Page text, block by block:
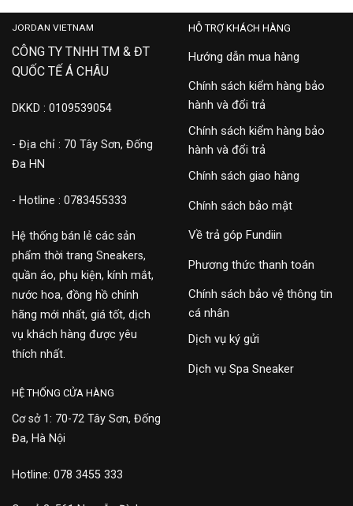
JORDAN VIETNAM
CÔNG TY TNHH TM & ĐT
QUỐC TẾ Á CHÂU
DKKD : 0109539054
- Địa chỉ : 70 Tây Sơn, Đống
Đa HN
- Hotline : 0783455333
Hệ thống bán lẻ các sản
phẩm thời trang Sneakers,
quần áo, phụ kiện, kính mắt,
nước hoa, đồng hồ chính
hãng mới nhất, giá tốt, dịch
vụ khách hàng được yêu
thích nhất.
HỖ TRỢ KHÁCH HÀNG
Hướng dẫn mua hàng
Chính sách kiểm hàng bảo
hành và đổi trả
Chính sách kiểm hàng bảo
hành và đổi trả
Chính sách giao hàng
Chính sách bảo mật
Về trả góp Fundiin
Phương thức thanh toán
Chính sách bảo vệ thông tin
cá nhân
Dịch vụ ký gửi
Dịch vụ Spa Sneaker
HỆ THỐNG CỬA HÀNG
Cơ sở 1: 70-72 Tây Sơn, Đống
Đa, Hà Nội
Hotline: 078 3455 333